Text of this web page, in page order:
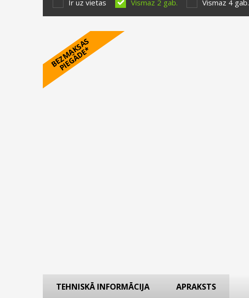
Ir uz vietas Vismaz 2 gab. Vismaz 4 gab.
B
E
Z
M
A
K
S
A
S
P
I
E
G
Ā
D
E
*
TEHNISKĀ INFORMĀCIJA APRAKSTS